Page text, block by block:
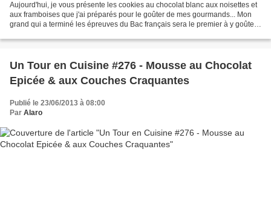
Aujourd'hui, je vous présente les cookies au chocolat blanc aux noisettes et
aux framboises que j'ai préparés pour le goûter de mes gourmands... Mon
grand qui a terminé les épreuves du Bac français sera le premier à y goûter.
Un Tour en Cuisine #276 - Mousse au Chocolat
Epicée & aux Couches Craquantes
Publié le 23/06/2013 à 08:00
Par Alaro